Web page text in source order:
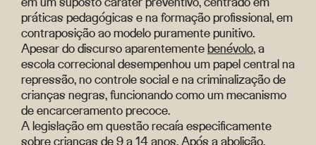
práticas pedagógicas e na formação profissional, em
contraposição ao modelo puramente punitivo.
Apesar do discurso aparentementebenévolo, a
escola correcional desempenhou um papel central na
repressão, no controle social e na criminalização de
crianças negras, funcionando como um mecanismo
de encarceramento precoce.
A legislação em questão recaía especificamente
sobre crianças de 9 a 14 anos. Após a abolição,